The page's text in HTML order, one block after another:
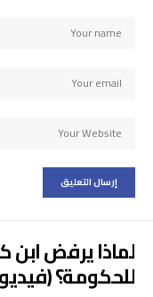
لماذا يرفض ابن
للحكومة؟